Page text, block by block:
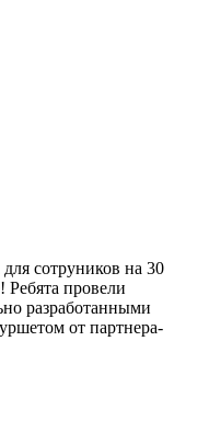
сотруников на 30
провели
разработанными
от партнера-